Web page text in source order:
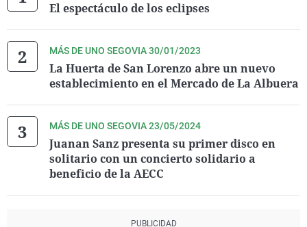
El espectáculo de los eclipses
MÁS DE UNO SEGOVIA 30/01/2023
La Huerta de San Lorenzo abre un nuevo
establecimiento en el Mercado de La Albuera
MÁS DE UNO SEGOVIA 23/05/2024
Juanan Sanz presenta su primer disco en
solitario con un concierto solidario a
beneficio de la AECC